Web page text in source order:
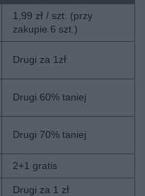
1,99 zł / szt. (przy
zakupie 6 szt.)
Drugi za 1zł
Drugi 60% taniej
Drugi 70% taniej
2+1 gratis
Drugi za 1 zł